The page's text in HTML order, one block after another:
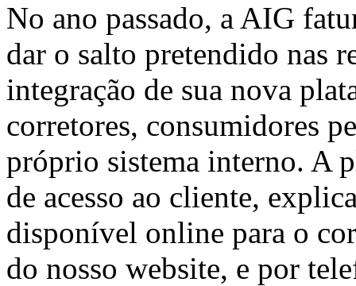
No ano passado, a AIG
dar o salto pretendido nas
integração de sua nova
corretores, consumidores
próprio sistema interno. A
de acesso ao cliente,
disponível online para o
do nosso website, e por